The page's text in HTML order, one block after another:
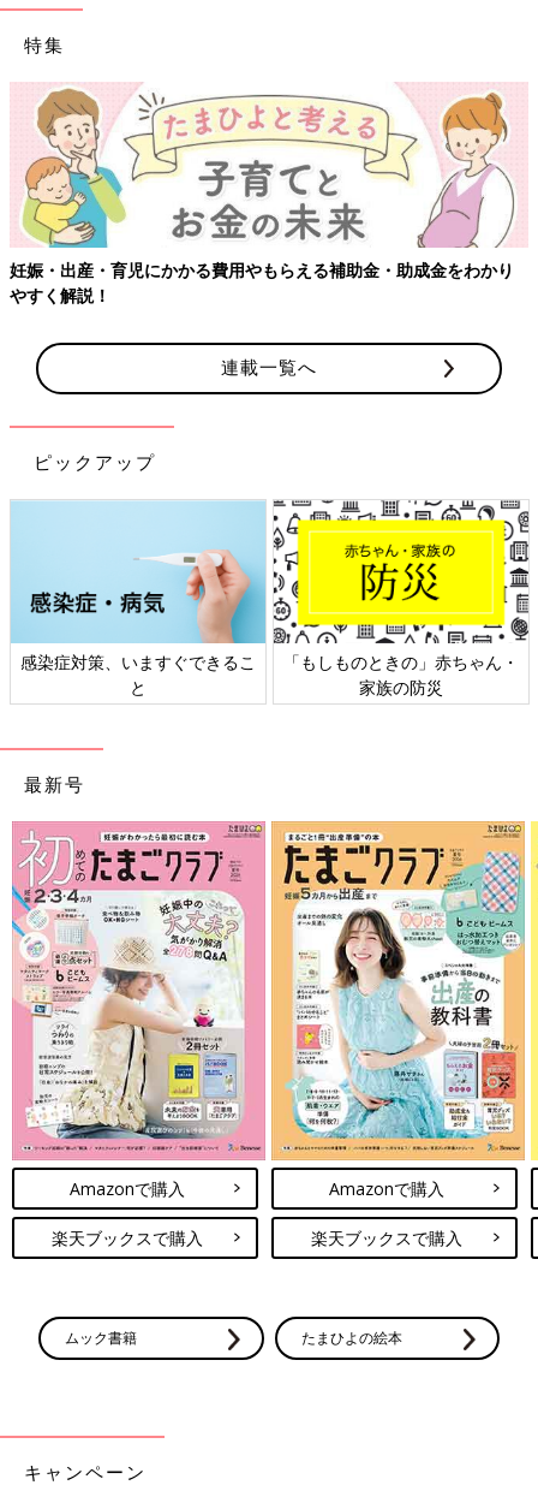
特集
娠・出産・育児にかかる費用やもらえる補助金・助成金をわかり
すく解説！
連載一覧へ
ピックアップ
感染症対策、いますぐできるこ
と
「もしものときの」赤ちゃん・
家族の防災
最新号
Amazonで購入
楽天ブックスで購入
Amazonで購入
楽天ブックスで購入
ムック書籍 たまひよの絵本
キャンペーン